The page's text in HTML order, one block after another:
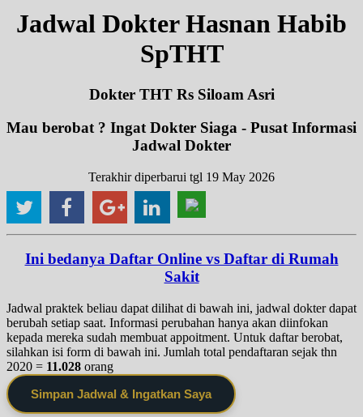
Jadwal Dokter Hasnan Habib
SpTHT
Dokter THT Rs Siloam Asri
Mau berobat ? Ingat Dokter Siaga - Pusat Informasi
Jadwal Dokter
Terakhir diperbarui tgl 19 May 2026
Ini bedanya Daftar Online vs Daftar di Rumah
Sakit
Jadwal praktek beliau dapat dilihat di bawah ini, jadwal dokter dapat
berubah setiap saat. Informasi perubahan hanya akan diinfokan
kepada mereka sudah membuat appoitment. Untuk daftar berobat,
silahkan isi form di bawah ini. Jumlah total pendaftaran sejak thn
2020 = 11.028 orang
Simpan Jadwal & Ingatkan Saya